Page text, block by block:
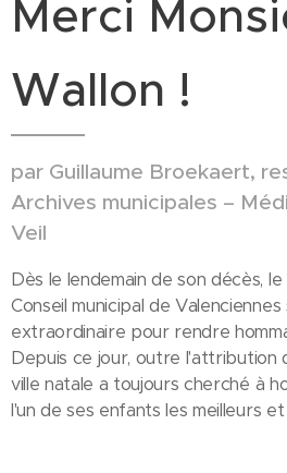
Merci
Wallon !
par Guillaume Broekaert,
Archives municipales –
Veil
Dès le lendemain de son décès,
Conseil municipal de
extraordinaire pour rendre
Depuis ce jour, outre l'attribution
ville natale a toujours cherché à
l'un de ses enfants les meilleurs